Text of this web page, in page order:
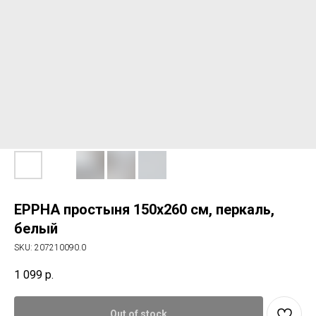
ЕРРНА простыня 150х260 см, перкаль,
белый
SKU: 207210090.0
1 099 р.